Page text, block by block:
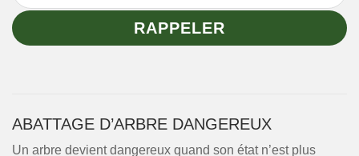
ABATTAGE D’ARBRE DANGEREUX
Un arbre devient dangereux quand son état n’est plus